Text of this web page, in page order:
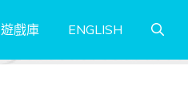
遊戲庫 ENGLISH